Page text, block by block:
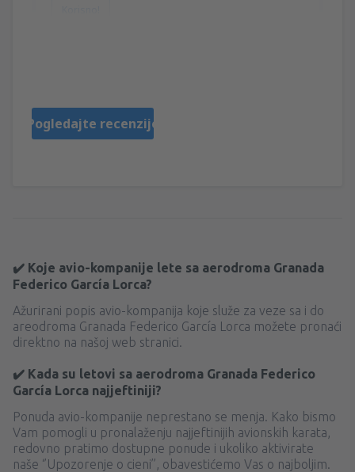
Pogledajte recenzije
✔️ Koje avio-kompanije lete sa aerodroma Granada
Federico García Lorca?
Ažurirani popis avio-kompanija koje služe za veze sa i do
areodroma Granada Federico García Lorca možete pronaći
direktno na našoj web stranici.
✔️ Kada su letovi sa aerodroma Granada Federico
García Lorca najjeftiniji?
Ponuda avio-kompanije neprestano se menja. Kako bismo
Vam pomogli u pronalaženju najjeftinijih avionskih karata,
redovno pratimo dostupne ponude i ukoliko aktivirate
naše ‘’Upozorenje o cieni’’, obavestićemo Vas o najboljim.